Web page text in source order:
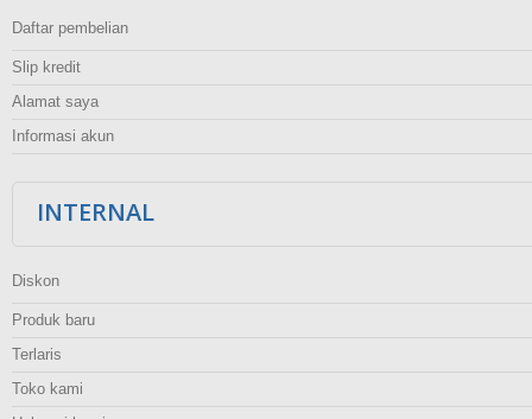
Daftar pembelian
Slip kredit
Alamat saya
Informasi akun
INTERNAL
Diskon
Produk baru
Terlaris
Toko kami